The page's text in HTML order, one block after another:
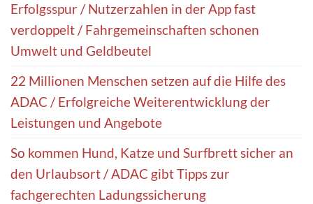
Erfolgsspur / Nutzerzahlen in der App fast
verdoppelt / Fahrgemeinschaften schonen
Umwelt und Geldbeutel
22 Millionen Menschen setzen auf die Hilfe des
ADAC / Erfolgreiche Weiterentwicklung der
Leistungen und Angebote
So kommen Hund, Katze und Surfbrett sicher an
den Urlaubsort / ADAC gibt Tipps zur
fachgerechten Ladungssicherung